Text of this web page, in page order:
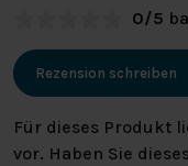
0/5
Rezension schreiben
Für dieses Produkt
vor. Haben Sie